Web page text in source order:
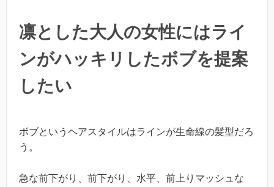
凛とした大人の女性にはライ
ンがハッキリしたボブを提案
したい
ボブというヘアスタイルはラインが生命線の髪型だろ
う。
急な前下がり、前下がり、水平、前上りマッシュな